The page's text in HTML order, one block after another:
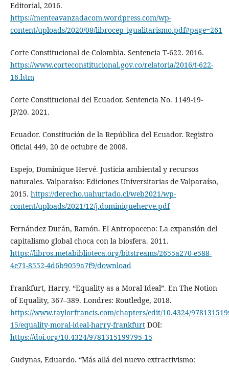
Editorial, 2016.
https://menteavanzadacom.wordpress.com/wp-
content/uploads/2020/08/librocep_igualitarismo.pdf#page=261
Corte Constitucional de Colombia. Sentencia T-622. 2016.
https://www.corteconstitucional.gov.co/relatoria/2016/t-622-
16.htm
Corte Constitucional del Ecuador. Sentencia No. 1149-19-
JP/20. 2021.
Ecuador. Constitución de la República del Ecuador. Registro
Oficial 449, 20 de octubre de 2008.
Espejo, Dominique Hervé. Justicia ambiental y recursos
naturales. Valparaíso: Ediciones Universitarias de Valparaíso,
2015. https://derecho.uahurtado.cl/web2021/wp-
content/uploads/2021/12/j.dominiqueherve.pdf
Fernández Durán, Ramón. El Antropoceno: La expansión del
capitalismo global choca con la biosfera. 2011.
https://libros.metabiblioteca.org/bitstreams/2655a270-e588-
4e71-8552-4d6b9059a7f9/download
Frankfurt, Harry. “Equality as a Moral Ideal”. En The Notion
of Equality, 367–389. Londres: Routledge, 2018.
https://www.taylorfrancis.com/chapters/edit/10.4324/
15/equality-moral-ideal-harry-frankfurtDOI:
https://doi.org/10.4324/9781315199795-15
Gudynas, Eduardo. “Más allá del nuevo extractivismo: